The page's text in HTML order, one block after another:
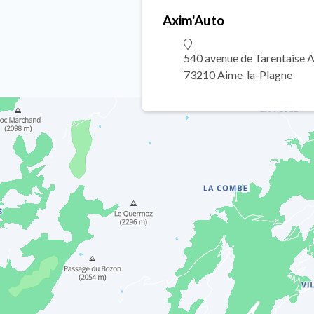
Axim'Auto
540 avenue de Tarentaise
73210 Aime-la-Plagne